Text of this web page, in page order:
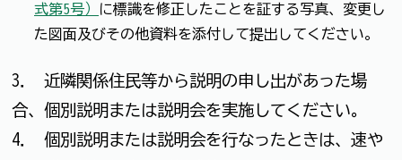
式第5号）
に標識を修正したことを証する写真、変更し
た図面及びその他資料を添付して提出してください。
3． 近隣関係住民等から説明の申し出があった場
合、個別説明または説明会を実施してください。
4． 個別説明または説明会を行なったときは、速や